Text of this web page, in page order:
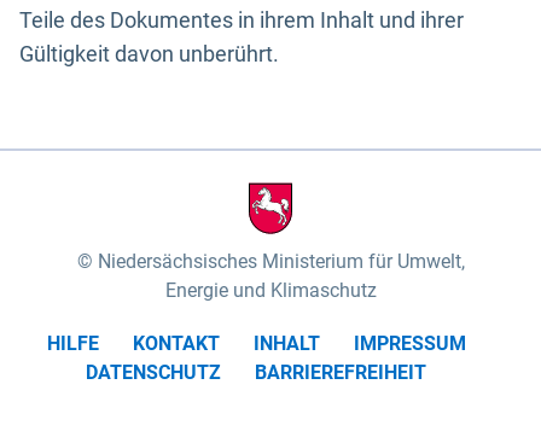
Teile des Dokumentes in ihrem Inhalt und ihrer
Gültigkeit davon unberührt.
Niedersächsisches Ministerium für Umwelt,
Energie und Klimaschutz
HILFE KONTAKT INHALT
IMPRESSUM
DATENSCHUTZ
BARRIEREFREIHEIT